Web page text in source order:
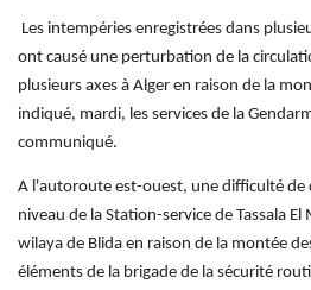
Les intempéries enregistrées dans
ont causé une perturbation de la
plusieurs axes à Alger en raison de la
indiqué, mardi, les services de la
communiqué.
A l'autoroute est-ouest, une difficulté de
niveau de la Station-service de Tassala
wilaya de Blida en raison de la montée
éléments de la brigade de la sécurité